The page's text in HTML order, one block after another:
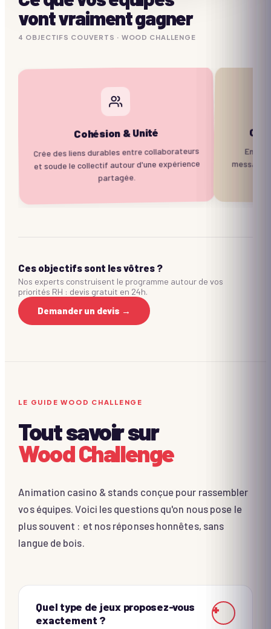
vont vraiment gagner
4 OBJECTIFS COUVERTS · WOOD CHALLENGE
Cohésion & Unité
Crée des liens durables entre collaborateurs
et soude le collectif autour d'une expérience
partagée.
Ces objectifs sont les vôtres ?
Nos experts construisent le programme autour de vos
priorités RH : devis gratuit en 24h.
Demander un devis →
LE GUIDE WOOD CHALLENGE
Tout savoir sur
Wood Challenge
Animation casino & stands conçue pour rassembler
vos équipes. Voici les questions qu'on nous pose le
plus souvent : et nos réponses honnêtes, sans
langue de bois.
Quel type de jeux proposez-vous
exactement ?
+